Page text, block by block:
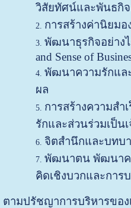
วิสัยทัศน์และพันธกิ
การสร้างค่านิยม
พัฒนาธุรกิจอย่างไ
and Sense of
พัฒนาความรักแล
ผล
การสร้างความสำ
รักและส่วนร่วมเป็น
จิตสำนึกและบทบา
พัฒนาตน พัฒนาค
คิดเชิงบวกและการ
ตามปรัชญาการบริหารของ